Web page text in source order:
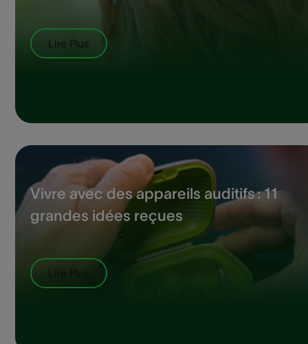
Lire Plus
Vivre avec des appareils auditifs : 11
grandes idées reçues
Lire Plus